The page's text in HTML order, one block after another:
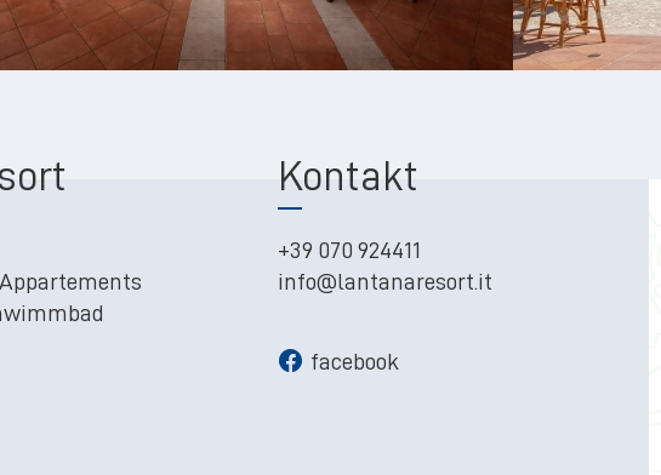
Kontakt
+39 070 924411
info@lantanaresort.it
facebook